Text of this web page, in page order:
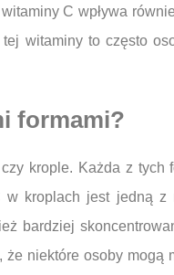
C wpływa
witaminy to często
formami?
krople. Każda z tych
kroplach jest jedną z
bardziej
niektóre osoby mogą